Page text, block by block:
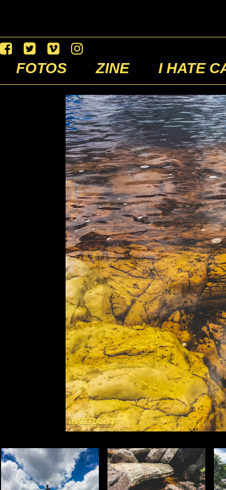
FOTOS ZINE I HATE